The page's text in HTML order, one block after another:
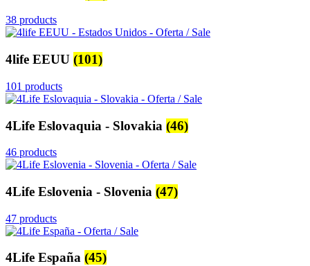
38 products
4life EEUU (101)
101 products
4Life Eslovaquia - Slovakia (46)
46 products
4Life Eslovenia - Slovenia (47)
47 products
4Life España (45)